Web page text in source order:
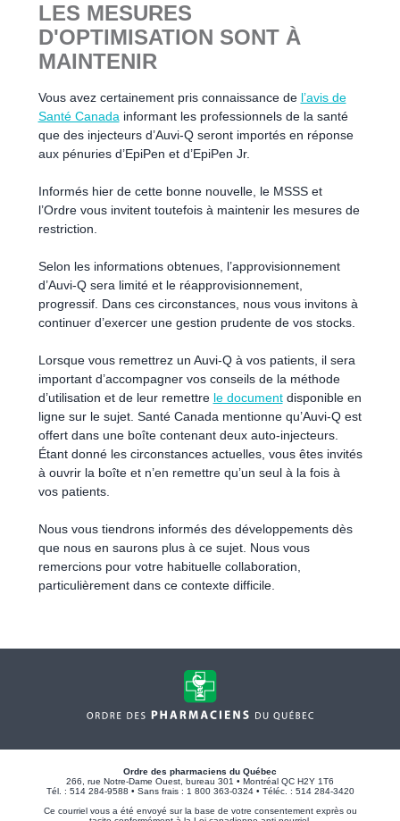
LES MESURES
D'OPTIMISATION SONT À
MAINTENIR
Vous avez certainement pris connaissance de l’avis de
Santé Canada informant les professionnels de la santé
que des injecteurs d’Auvi-Q seront importés en réponse
aux pénuries d’EpiPen et d’EpiPen Jr.
Informés hier de cette bonne nouvelle, le MSSS et
l’Ordre vous invitent toutefois à maintenir les mesures de
restriction.
Selon les informations obtenues, l’approvisionnement
d’Auvi-Q sera limité et le réapprovisionnement,
progressif. Dans ces circonstances, nous vous invitons à
continuer d’exercer une gestion prudente de vos stocks.
Lorsque vous remettrez un Auvi-Q à vos patients, il sera
important d’accompagner vos conseils de la méthode
d’utilisation et de leur remettre le documentdisponible en
ligne sur le sujet. Santé Canada mentionne qu’Auvi-Q est
offert dans une boîte contenant deux auto-injecteurs.
Étant donné les circonstances actuelles, vous êtes invités
à ouvrir la boîte et n’en remettre qu’un seul à la fois à
vos patients.
Nous vous tiendrons informés des développements dès
que nous en saurons plus à ce sujet. Nous vous
remercions pour votre habituelle collaboration,
particulièrement dans ce contexte difficile.
Ordre des pharmaciens du Québec
266, rue Notre-Dame Ouest, bureau 301 • Montréal QC H2Y 1T6
Tél. : 514 284-9588 • Sans frais : 1 800 363-0324 • Téléc. : 514 284-3420
Ce courriel vous a été envoyé sur la base de votre consentement exprès ou